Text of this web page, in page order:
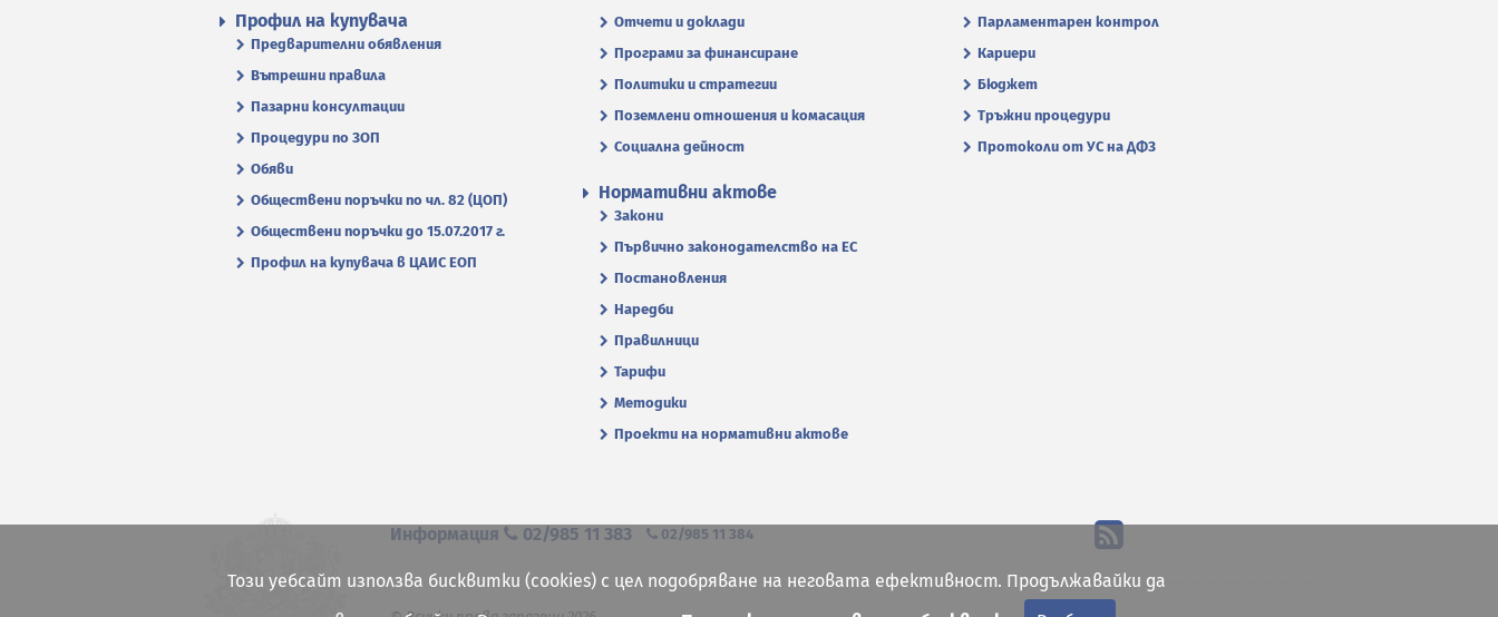
Парламентарен контрол
Кариери
Бюджет
Тръжни процедури
Протоколи от УС на ДФЗ
Отчети и доклади
Програми за финансиране
Политики и стратегии
Поземлени отношения и комасация
Социална дейност
Профил на купувача
Предварителни обявления
Вътрешни правила
Пазарни консултации
Процедури по ЗОП
Обяви
Обществени поръчки по чл. 82 (ЦОП)
Обществени поръчки до 15.07.2017 г.
Профил на купувача в ЦАИС ЕОП
Нормативни актове
Закони
Първично законодателство на ЕС
Постановления
Наредби
Правилници
Тарифи
Методики
Проекти на нормативни актове
Информация 02/985 11 383 02/985 11 384
Този уебсайт използва бисквитки (cookies) с цел подобряване на неговата ефективност. Продължавайки да